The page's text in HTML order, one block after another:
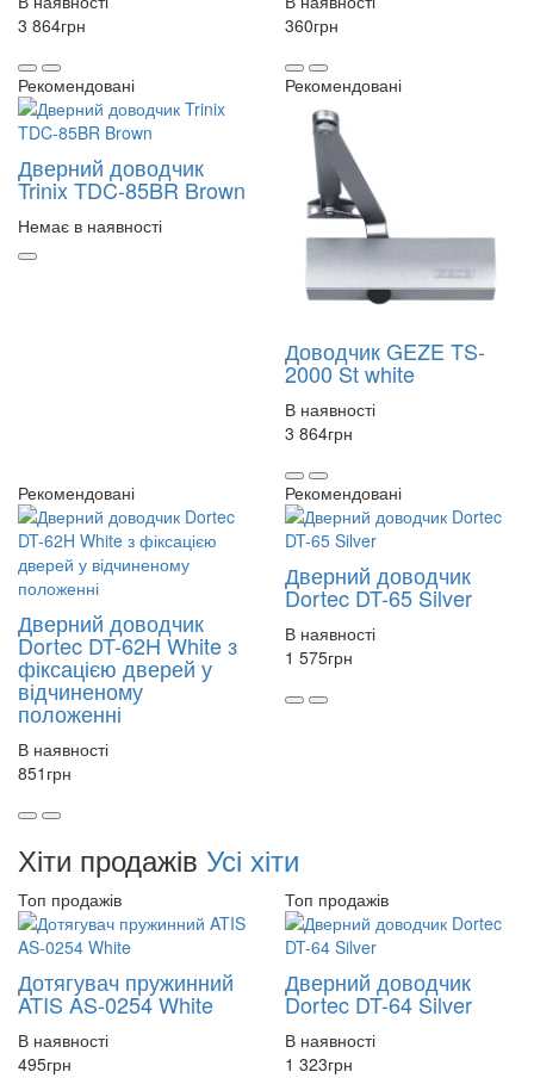
3 864грн
360грн
Рекомендовані
Дверний доводчик
Trinix TDC-85BR Brown
Немає в наявності
Рекомендовані
Доводчик GEZE TS-
2000 St white
В наявності
3 864грн
Рекомендовані
Дверний доводчик
Dortec DT-62H White з
фіксацією дверей у
відчиненому
положенні
В наявності
851 грн
Рекомендовані
Дверний доводчик
Dortec DT-65 Silver
В наявності
1 575грн
Хіти продажів Усі хіти
Топ продажів
Дотягувач пружинний
ATIS AS-0254 White
В наявності
495грн
Топ продажів
Дверний доводчик
Dortec DT-64 Silver
В наявності
1 323грн